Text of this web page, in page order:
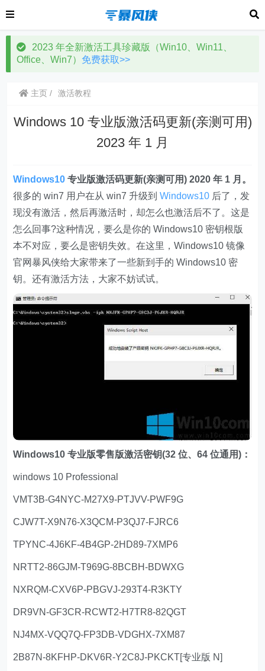
2023 年全新激活工具珍藏版（Win10、Win11、
Office、Win7） 免费获取>>
主页 激活教程
Windows 10 专业版激活码更新(亲测可用)
2023 年 1 月
Windows10 专业版激活码更新(亲测可用) 2020 年 1 月。
很多的 win7 用户在从 win7 升级到Windows10 后了，发
现没有激活，然后再激活时，却怎么也激活后不了。这是
怎么回事?这种情况，要么是你的 Windows10 密钥根版
本不对应，要么是密钥失效。在这里，Windows10 镜像
官网暴风侠给大家带来了一些新到手的 Windows10 密
钥。还有激活方法，大家不妨试试。
Windows10 专业版零售版激活密钥(32 位、64 位通用)：
windows 10 Professional
VMT3B-G4NYC-M27X9-PTJVV-PWF9G
CJW7T-X9N76-X3QCM-P3QJ7-FJRC6
TPYNC-4J6KF-4B4GP-2HD89-7XMP6
NRTT2-86GJM-T969G-8BCBH-BDWXG
NXRQM-CXV6P-PBGVJ-293T4-R3KTY
DR9VN-GF3CR-RCWT2-H7TR8-82QGT
NJ4MX-VQQ7Q-FP3DB-VDGHX-7XM87
2B87N-8KFHP-DKV6R-Y2C8J-PKCKT[专业版 N]